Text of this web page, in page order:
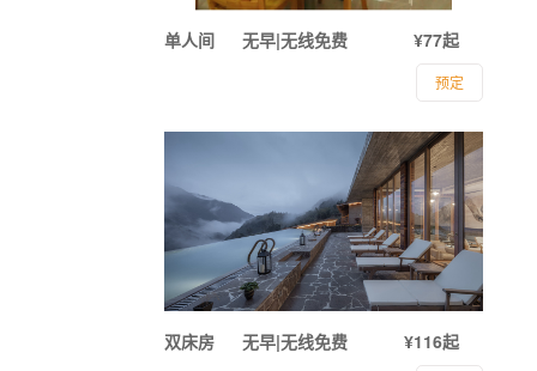
单人间 ¥77起
无早|无线免费
预定
双床房 ¥116起
无早|无线免费